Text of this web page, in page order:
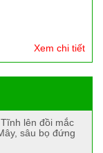
Xem chi tiết
lên đồi mắc
sâu bọ đứng